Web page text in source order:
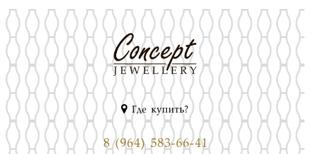
Где купить?
8 (964) 583-66-41